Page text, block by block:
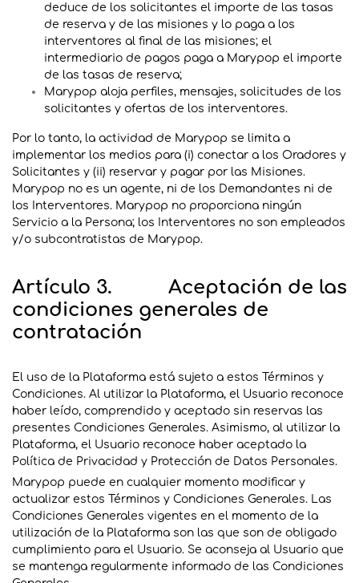
deduce de los solicitantes el importe de las tasas
de reserva y de las misiones y lo paga a los
interventores al final de las misiones; el
intermediario de pagos paga a Marypop el importe
de las tasas de reserva;
Marypop aloja perfiles, mensajes, solicitudes de los
solicitantes y ofertas de los interventores.
Por lo tanto, la actividad de Marypop se limita a
implementar los medios para (i) conectar a los Oradores y
Solicitantes y (ii) reservar y pagar por las Misiones.
Marypop no es un agente, ni de los Demandantes ni de
los Interventores. Marypop no proporciona ningún
Servicio a la Persona; los Interventores no son empleados
y/o subcontratistas de Marypop.
Artículo 3. Aceptación de las
condiciones generales de
contratación
El uso de la Plataforma está sujeto a estos Términos y
Condiciones. Al utilizar la Plataforma, el Usuario reconoce
haber leído, comprendido y aceptado sin reservas las
presentes Condiciones Generales. Asimismo, al utilizar la
Plataforma, el Usuario reconoce haber aceptado la
Política de Privacidad y Protección de Datos Personales.
Marypop puede en cualquier momento modificar y
actualizar estos Términos y Condiciones Generales. Las
Condiciones Generales vigentes en el momento de la
utilización de la Plataforma son las que son de obligado
cumplimiento para el Usuario. Se aconseja al Usuario que
se mantenga regularmente informado de las Condiciones